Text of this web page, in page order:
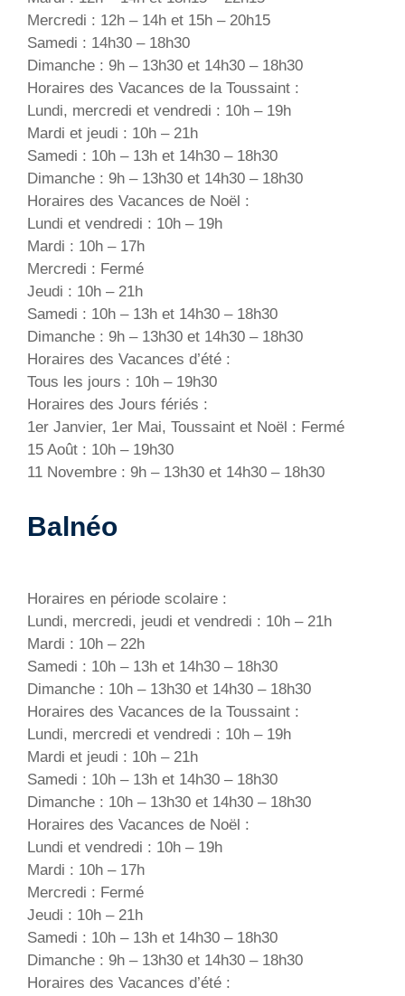
Mercredi : 12h – 14h et 15h – 20h15
Samedi : 14h30 – 18h30
Dimanche : 9h – 13h30 et 14h30 – 18h30
Horaires des Vacances de la Toussaint :
Lundi, mercredi et vendredi : 10h – 19h
Mardi et jeudi : 10h – 21h
Samedi : 10h – 13h et 14h30 – 18h30
Dimanche : 9h – 13h30 et 14h30 – 18h30
Horaires des Vacances de Noël :
Lundi et vendredi : 10h – 19h
Mardi : 10h – 17h
Mercredi : Fermé
Jeudi : 10h – 21h
Samedi : 10h – 13h et 14h30 – 18h30
Dimanche : 9h – 13h30 et 14h30 – 18h30
Horaires des Vacances d’été :
Tous les jours : 10h – 19h30
Horaires des Jours fériés :
1er Janvier, 1er Mai, Toussaint et Noël : Fermé
15 Août : 10h – 19h30
11 Novembre : 9h – 13h30 et 14h30 – 18h30
Balnéo
Horaires en période scolaire :
Lundi, mercredi, jeudi et vendredi : 10h – 21h
Mardi : 10h – 22h
Samedi : 10h – 13h et 14h30 – 18h30
Dimanche : 10h – 13h30 et 14h30 – 18h30
Horaires des Vacances de la Toussaint :
Lundi, mercredi et vendredi : 10h – 19h
Mardi et jeudi : 10h – 21h
Samedi : 10h – 13h et 14h30 – 18h30
Dimanche : 10h – 13h30 et 14h30 – 18h30
Horaires des Vacances de Noël :
Lundi et vendredi : 10h – 19h
Mardi : 10h – 17h
Mercredi : Fermé
Jeudi : 10h – 21h
Samedi : 10h – 13h et 14h30 – 18h30
Dimanche : 9h – 13h30 et 14h30 – 18h30
Horaires des Vacances d’été :